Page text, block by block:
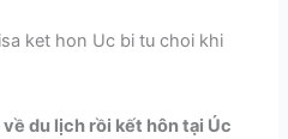
du lịch rồi kết hôn tại Úc